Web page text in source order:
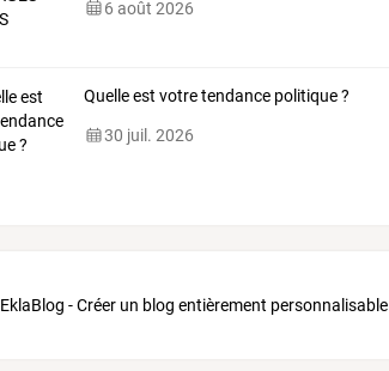
EklaBlog - Créer un blog entièrement personnalisable
6 août 2026
Quelle est votre tendance politique ?
30 juil. 2026